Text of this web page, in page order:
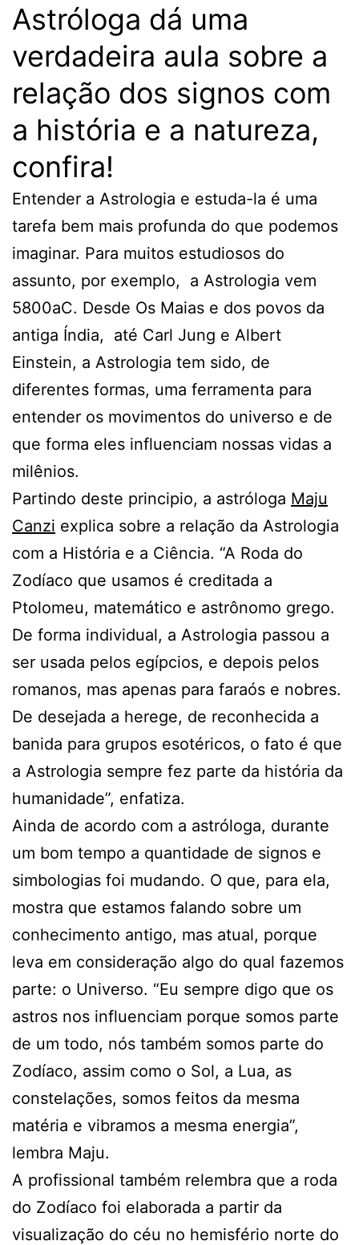
Astróloga dá uma
verdadeira aula sobre a
relação dos signos com
a história e a natureza,
confira!
Entender a Astrologia e estuda-la é uma
tarefa bem mais profunda do que podemos
imaginar. Para muitos estudiosos do
assunto, por exemplo, a Astrologia vem
5800aC. Desde Os Maias e dos povos da
antiga Índia, até Carl Jung e Albert
Einstein, a Astrologia tem sido, de
diferentes formas, uma ferramenta para
entender os movimentos do universo e de
que forma eles influenciam nossas vidas a
milênios.
Partindo deste principio, a astróloga Maju
Canzi explica sobre a relação da Astrologia
com a História e a Ciência. “A Roda do
Zodíaco que usamos é creditada a
Ptolomeu, matemático e astrônomo grego.
De forma individual, a Astrologia passou a
ser usada pelos egípcios, e depois pelos
romanos, mas apenas para faraós e nobres.
De desejada a herege, de reconhecida a
banida para grupos esotéricos, o fato é que
a Astrologia sempre fez parte da história da
humanidade”, enfatiza.
Ainda de acordo com a astróloga, durante
um bom tempo a quantidade de signos e
simbologias foi mudando. O que, para ela,
mostra que estamos falando sobre um
conhecimento antigo, mas atual, porque
leva em consideração algo do qual fazemos
parte: o Universo. “Eu sempre digo que os
astros nos influenciam porque somos parte
de um todo, nós também somos parte do
Zodíaco, assim como o Sol, a Lua, as
constelações, somos feitos da mesma
matéria e vibramos a mesma energia”,
lembra Maju.
A profissional também relembra que a roda
do Zodíaco foi elaborada a partir da
visualização do céu no hemisfério norte do